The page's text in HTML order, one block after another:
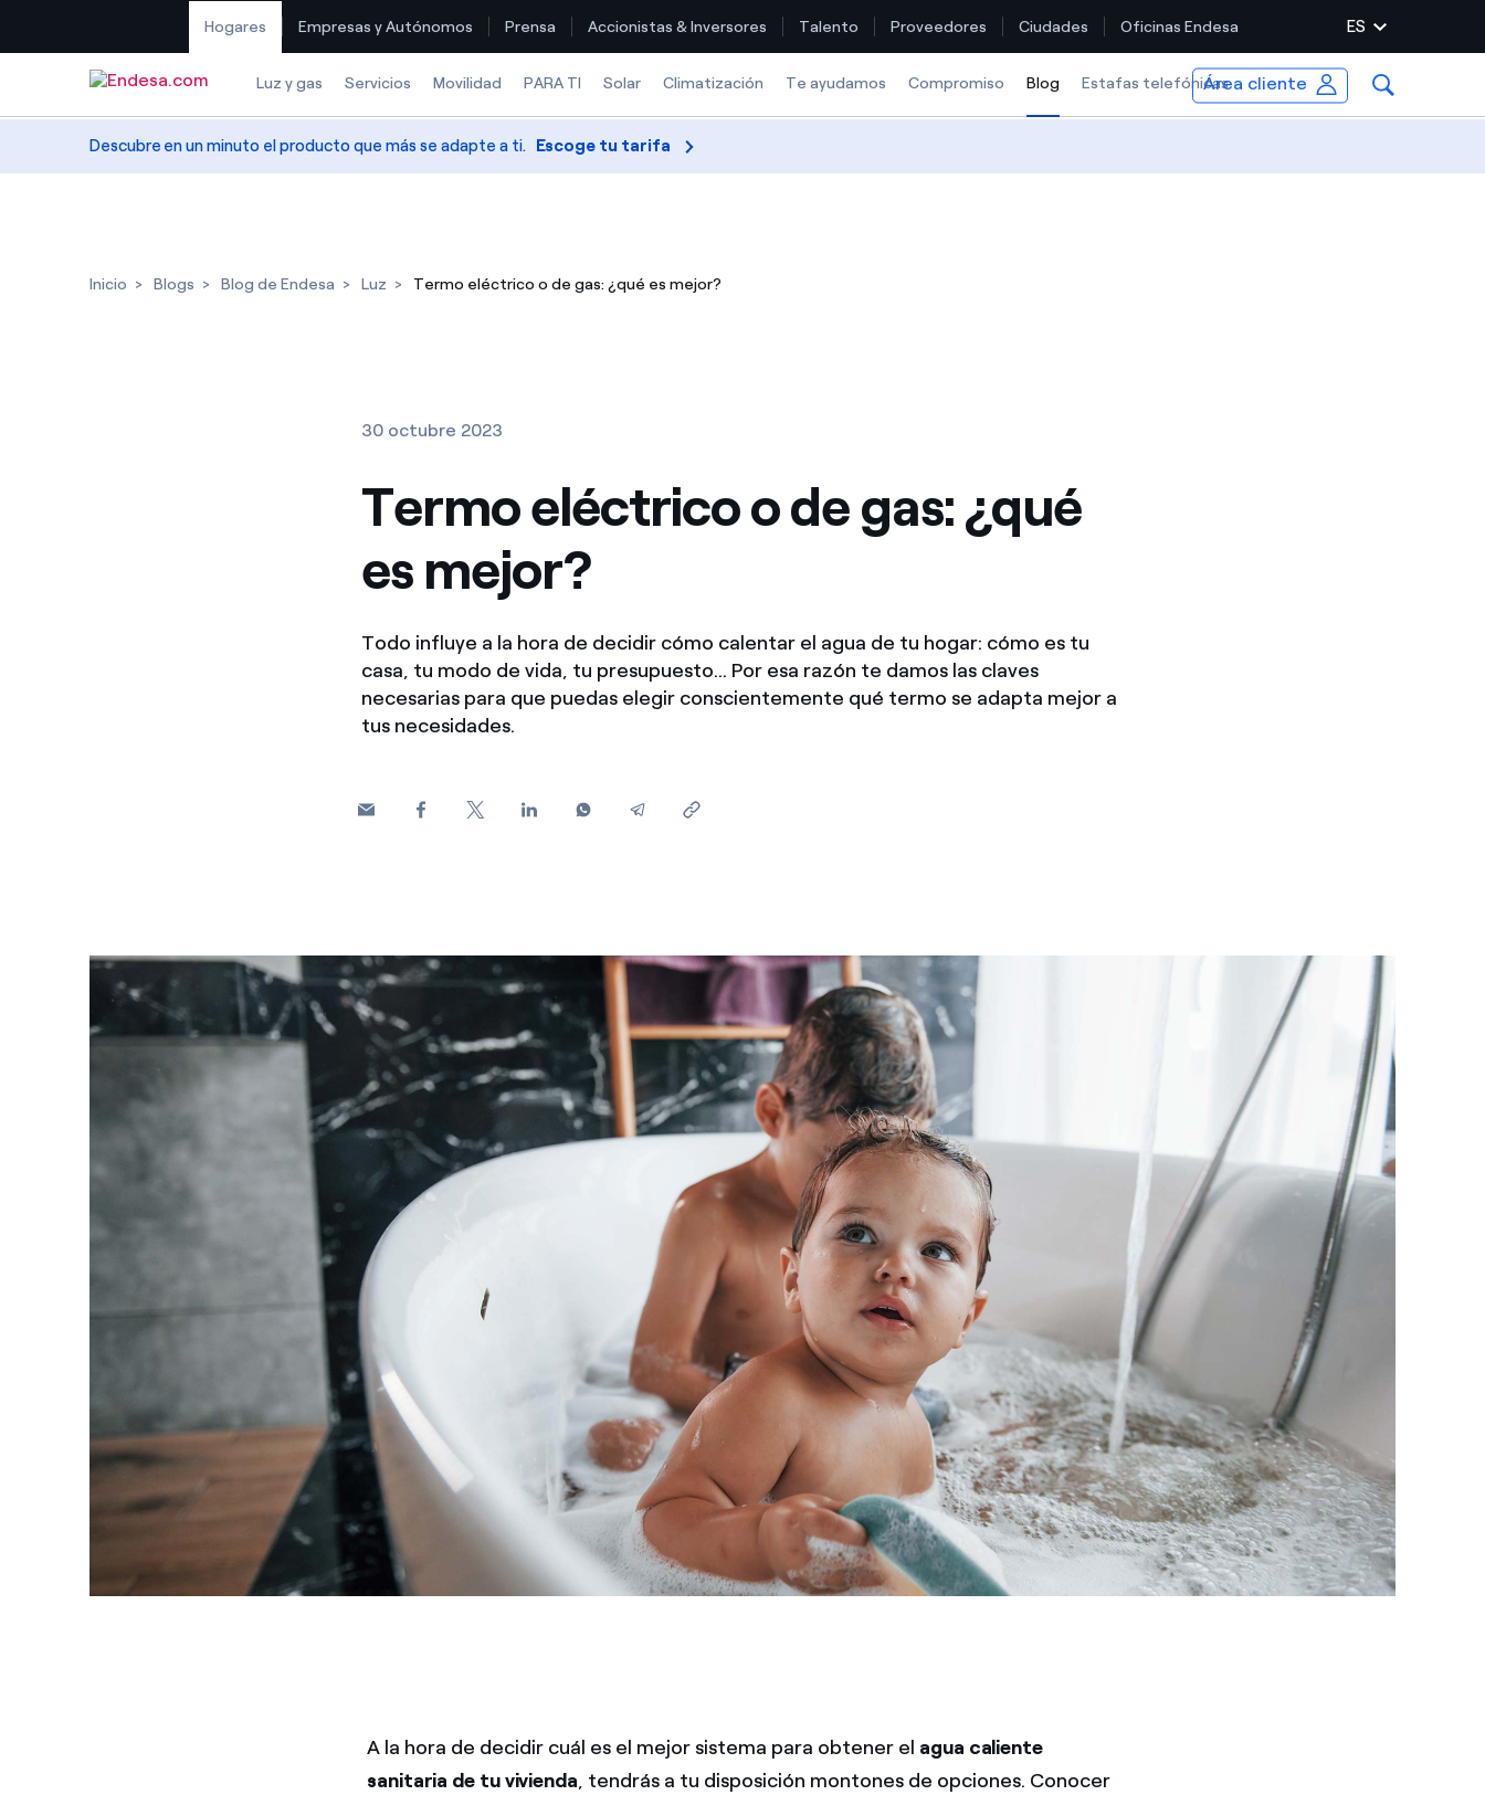
Hogares Empresas y Autónomos Prensa Accionistas & Inversores Talento Proveedores Ciudades Oficinas Endesa ES
Luz y gas Servicios Movilidad PARA TI Solar Climatización Te ayudamos Compromiso Blog Selected item
Estafas telefónicasÁrea cliente
Ofertas para autónomos y Pymes
¿Gestionas varias comunidades de propietarios?
Descubre en un minuto el producto que más se adapte a ti. Escoge tu tarifa
Inicio Blogs Blog de Endesa Luz Termo eléctrico o de gas: ¿qué es mejor?
30 octubre 2023
Termo eléctrico o de gas: ¿qué
es mejor?
Todo influye a la hora de decidir cómo calentar el agua de tu hogar: cómo es tu
casa, tu modo de vida, tu presupuesto... Por esa razón te damos las claves
necesarias para que puedas elegir conscientemente qué termo se adapta mejor a
tus necesidades.
A la hora de decidir cuál es el mejor sistema para obtener el agua caliente
sanitaria de tu vivienda, tendrás a tu disposición montones de opciones. Conocer